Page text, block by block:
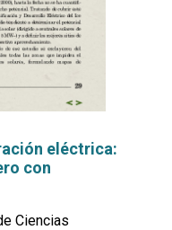
eléctrica:
con
Ciencias